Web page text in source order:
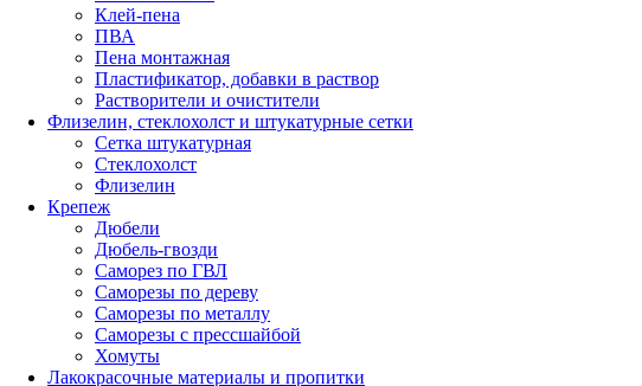
Клей-пена
ПВА
Пена монтажная
Пластификатор, добавки в раствор
Растворители и очистители
Флизелин, стеклохолст и штукатурные сетки
Сетка штукатурная
Стеклохолст
Флизелин
Крепеж
Дюбели
Дюбель-гвозди
Саморез по ГВЛ
Саморезы по дереву
Саморезы по металлу
Саморезы с прессшайбой
Хомуты
Лакокрасочные материалы и пропитки